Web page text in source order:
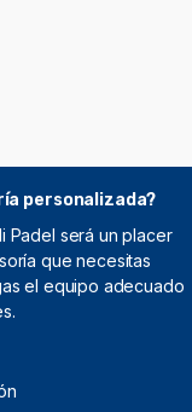
personalizada?
Padel será un placer
que necesitas
el equipo adecuado